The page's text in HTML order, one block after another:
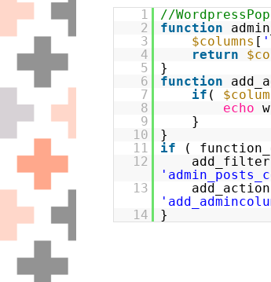
1
//
2
function
3
$columns [
4
return
5
}
6
function
7
if (
8
echo
9
}
10
}
11
if (
12
13
14
}